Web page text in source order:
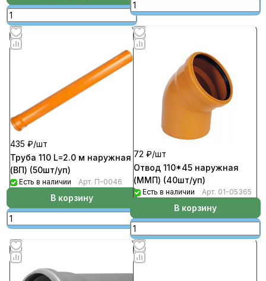
435 ₽/шт
Труба 110 L=2.0 м наружная
(ВП) (50шт/уп)
Есть в наличии Арт. П-0046
В корзину
72 ₽/шт
Отвод 110*45 наружная
(ММП) (40шт/уп)
Есть в наличии Арт. 01-05365
В корзину